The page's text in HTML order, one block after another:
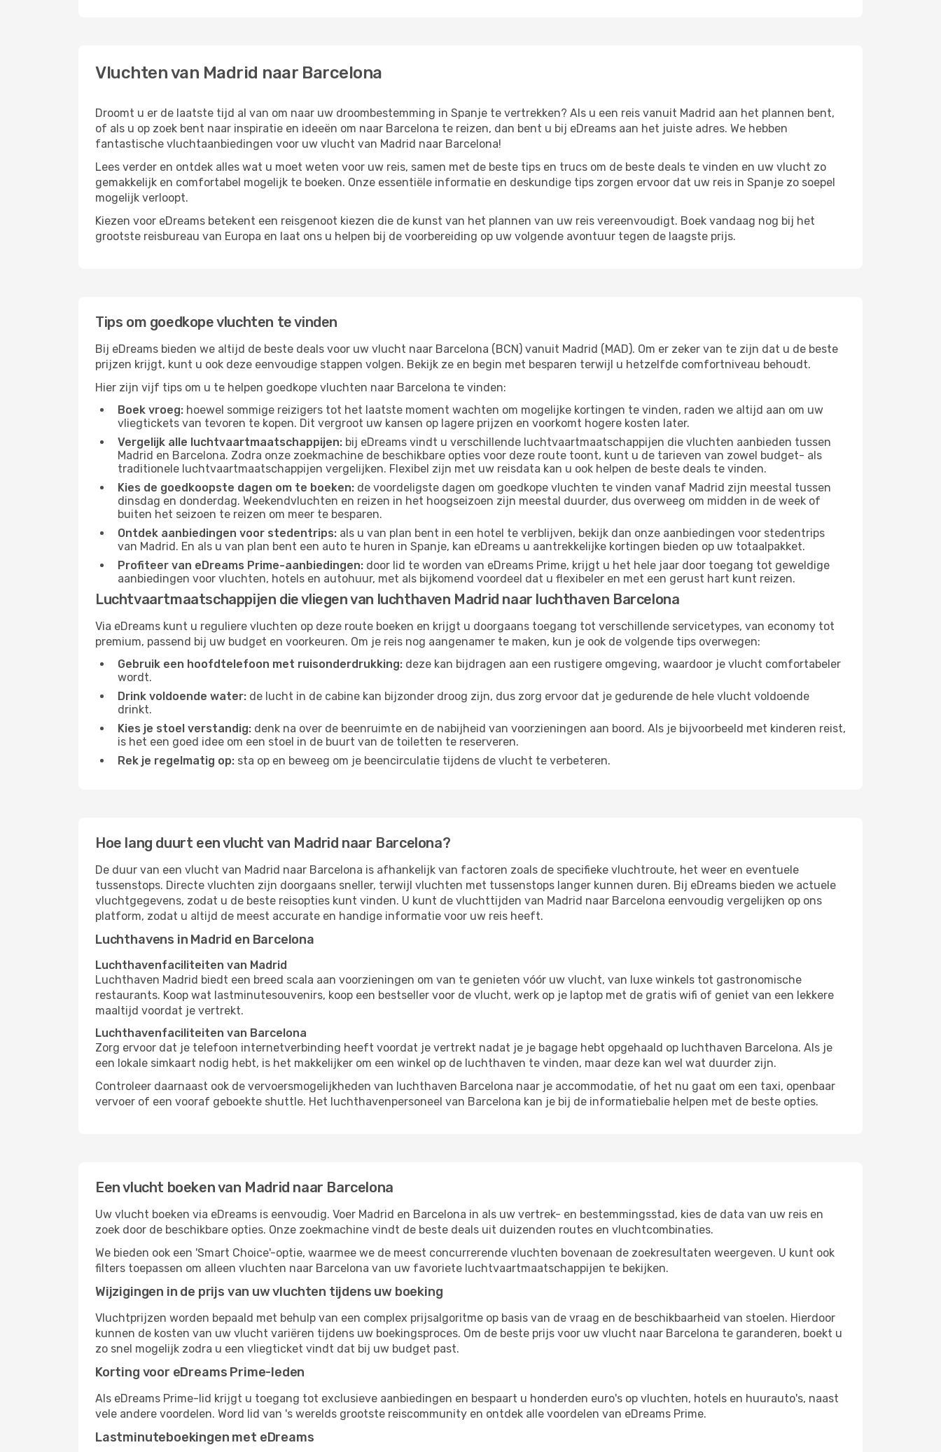
Vluchten van Madrid naar Barcelona
Droomt u er de laatste tijd al van om naar uw droombestemming in Spanje te vertrekken? Als u een reis vanuit Madrid aan het plannen bent,
of als u op zoek bent naar inspiratie en ideeën om naar Barcelona te reizen, dan bent u bij eDreams aan het juiste adres. We hebben
fantastische vluchtaanbiedingen voor uw vlucht van Madrid naar Barcelona!
Lees verder en ontdek alles wat u moet weten voor uw reis, samen met de beste tips en trucs om de beste deals te vinden en uw vlucht zo
gemakkelijk en comfortabel mogelijk te boeken. Onze essentiële informatie en deskundige tips zorgen ervoor dat uw reis in Spanje zo soepel
mogelijk verloopt.
Kiezen voor eDreams betekent een reisgenoot kiezen die de kunst van het plannen van uw reis vereenvoudigt. Boek vandaag nog bij het
grootste reisbureau van Europa en laat ons u helpen bij de voorbereiding op uw volgende avontuur tegen de laagste prijs.
Tips om goedkope vluchten te vinden
Bij eDreams bieden we altijd de beste deals voor uw vlucht naar Barcelona (BCN) vanuit Madrid (MAD). Om er zeker van te zijn dat u de beste
prijzen krijgt, kunt u ook deze eenvoudige stappen volgen. Bekijk ze en begin met besparen terwijl u hetzelfde comfortniveau behoudt.
Hier zijn vijf tips om u te helpen goedkope vluchten naar Barcelona te vinden:
Boek vroeg: hoewel sommige reizigers tot het laatste moment wachten om mogelijke kortingen te vinden, raden we altijd aan om uw
vliegtickets van tevoren te kopen. Dit vergroot uw kansen op lagere prijzen en voorkomt hogere kosten later.
Vergelijk alle luchtvaartmaatschappijen: bij eDreams vindt u verschillende luchtvaartmaatschappijen die vluchten aanbieden tussen
Madrid en Barcelona. Zodra onze zoekmachine de beschikbare opties voor deze route toont, kunt u de tarieven van zowel budget- als
traditionele luchtvaartmaatschappijen vergelijken. Flexibel zijn met uw reisdata kan u ook helpen de beste deals te vinden.
Kies de goedkoopste dagen om te boeken: de voordeligste dagen om goedkope vluchten te vinden vanaf Madrid zijn meestal tussen
dinsdag en donderdag. Weekendvluchten en reizen in het hoogseizoen zijn meestal duurder, dus overweeg om midden in de week of
buiten het seizoen te reizen om meer te besparen.
Ontdek aanbiedingen voor stedentrips: als u van plan bent in een hotel te verblijven, bekijk dan onze aanbiedingen voor stedentrips
van Madrid. En als u van plan bent een auto te huren in Spanje, kan eDreams u aantrekkelijke kortingen bieden op uw totaalpakket.
Profiteer van eDreams Prime-aanbiedingen: door lid te worden van eDreams Prime, krijgt u het hele jaar door toegang tot geweldige
aanbiedingen voor vluchten, hotels en autohuur, met als bijkomend voordeel dat u flexibeler en met een gerust hart kunt reizen.
Luchtvaartmaatschappijen die vliegen van luchthaven Madrid naar luchthaven Barcelona
Via eDreams kunt u reguliere vluchten op deze route boeken en krijgt u doorgaans toegang tot verschillende servicetypes, van economy tot
premium, passend bij uw budget en voorkeuren. Om je reis nog aangenamer te maken, kun je ook de volgende tips overwegen:
Gebruik een hoofdtelefoon met ruisonderdrukking: deze kan bijdragen aan een rustigere omgeving, waardoor je vlucht comfortabeler
wordt.
Drink voldoende water: de lucht in de cabine kan bijzonder droog zijn, dus zorg ervoor dat je gedurende de hele vlucht voldoende
drinkt.
Kies je stoel verstandig: denk na over de beenruimte en de nabijheid van voorzieningen aan boord. Als je bijvoorbeeld met kinderen reist,
is het een goed idee om een ​​stoel in de buurt van de toiletten te reserveren.
Rek je regelmatig op: sta op en beweeg om je beencirculatie tijdens de vlucht te verbeteren.
Hoe lang duurt een vlucht van Madrid naar Barcelona?
De duur van een vlucht van Madrid naar Barcelona is afhankelijk van factoren zoals de specifieke vluchtroute, het weer en eventuele
tussenstops. Directe vluchten zijn doorgaans sneller, terwijl vluchten met tussenstops langer kunnen duren. Bij eDreams bieden we actuele
vluchtgegevens, zodat u de beste reisopties kunt vinden. U kunt de vluchttijden van Madrid naar Barcelona eenvoudig vergelijken op ons
platform, zodat u altijd de meest accurate en handige informatie voor uw reis heeft.
Luchthavens in Madrid en Barcelona
Luchthavenfaciliteiten van Madrid
Luchthaven Madrid biedt een breed scala aan voorzieningen om van te genieten vóór uw vlucht, van luxe winkels tot gastronomische
restaurants. Koop wat lastminutesouvenirs, koop een bestseller voor de vlucht, werk op je laptop met de gratis wifi of geniet van een lekkere
maaltijd voordat je vertrekt.
Luchthavenfaciliteiten van Barcelona
Zorg ervoor dat je telefoon internetverbinding heeft voordat je vertrekt nadat je je bagage hebt opgehaald op luchthaven Barcelona. Als je
een lokale simkaart nodig hebt, is het makkelijker om een ​​winkel op de luchthaven te vinden, maar deze kan wel wat duurder zijn.
Controleer daarnaast ook de vervoersmogelijkheden van luchthaven Barcelona naar je accommodatie, of het nu gaat om een ​​taxi, openbaar
vervoer of een vooraf geboekte shuttle. Het luchthavenpersoneel van Barcelona kan je bij de informatiebalie helpen met de beste opties.
Een vlucht boeken van Madrid naar Barcelona
Uw vlucht boeken via eDreams is eenvoudig. Voer Madrid en Barcelona in als uw vertrek- en bestemmingsstad, kies de data van uw reis en
zoek door de beschikbare opties. Onze zoekmachine vindt de beste deals uit duizenden routes en vluchtcombinaties.
We bieden ook een 'Smart Choice'-optie, waarmee we de meest concurrerende vluchten bovenaan de zoekresultaten weergeven. U kunt ook
filters toepassen om alleen vluchten naar Barcelona van uw favoriete luchtvaartmaatschappijen te bekijken.
Wijzigingen in de prijs van uw vluchten tijdens uw boeking
Vluchtprijzen worden bepaald met behulp van een complex prijsalgoritme op basis van de vraag en de beschikbaarheid van stoelen. Hierdoor
kunnen de kosten van uw vlucht variëren tijdens uw boekingsproces. Om de beste prijs voor uw vlucht naar Barcelona te garanderen, boekt u
zo snel mogelijk zodra u een vliegticket vindt dat bij uw budget past.
Korting voor eDreams Prime-leden
Als eDreams Prime-lid krijgt u toegang tot exclusieve aanbiedingen en bespaart u honderden euro's op vluchten, hotels en huurauto's, naast
vele andere voordelen. Word lid van 's werelds grootste reiscommunity en ontdek alle voordelen van eDreams Prime.
Lastminuteboekingen met eDreams